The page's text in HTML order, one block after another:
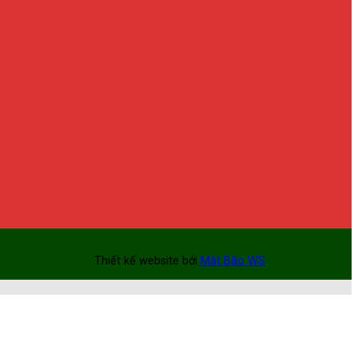
Thiết kế website bởi Mắt Bão WS